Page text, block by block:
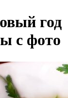
год
с фото